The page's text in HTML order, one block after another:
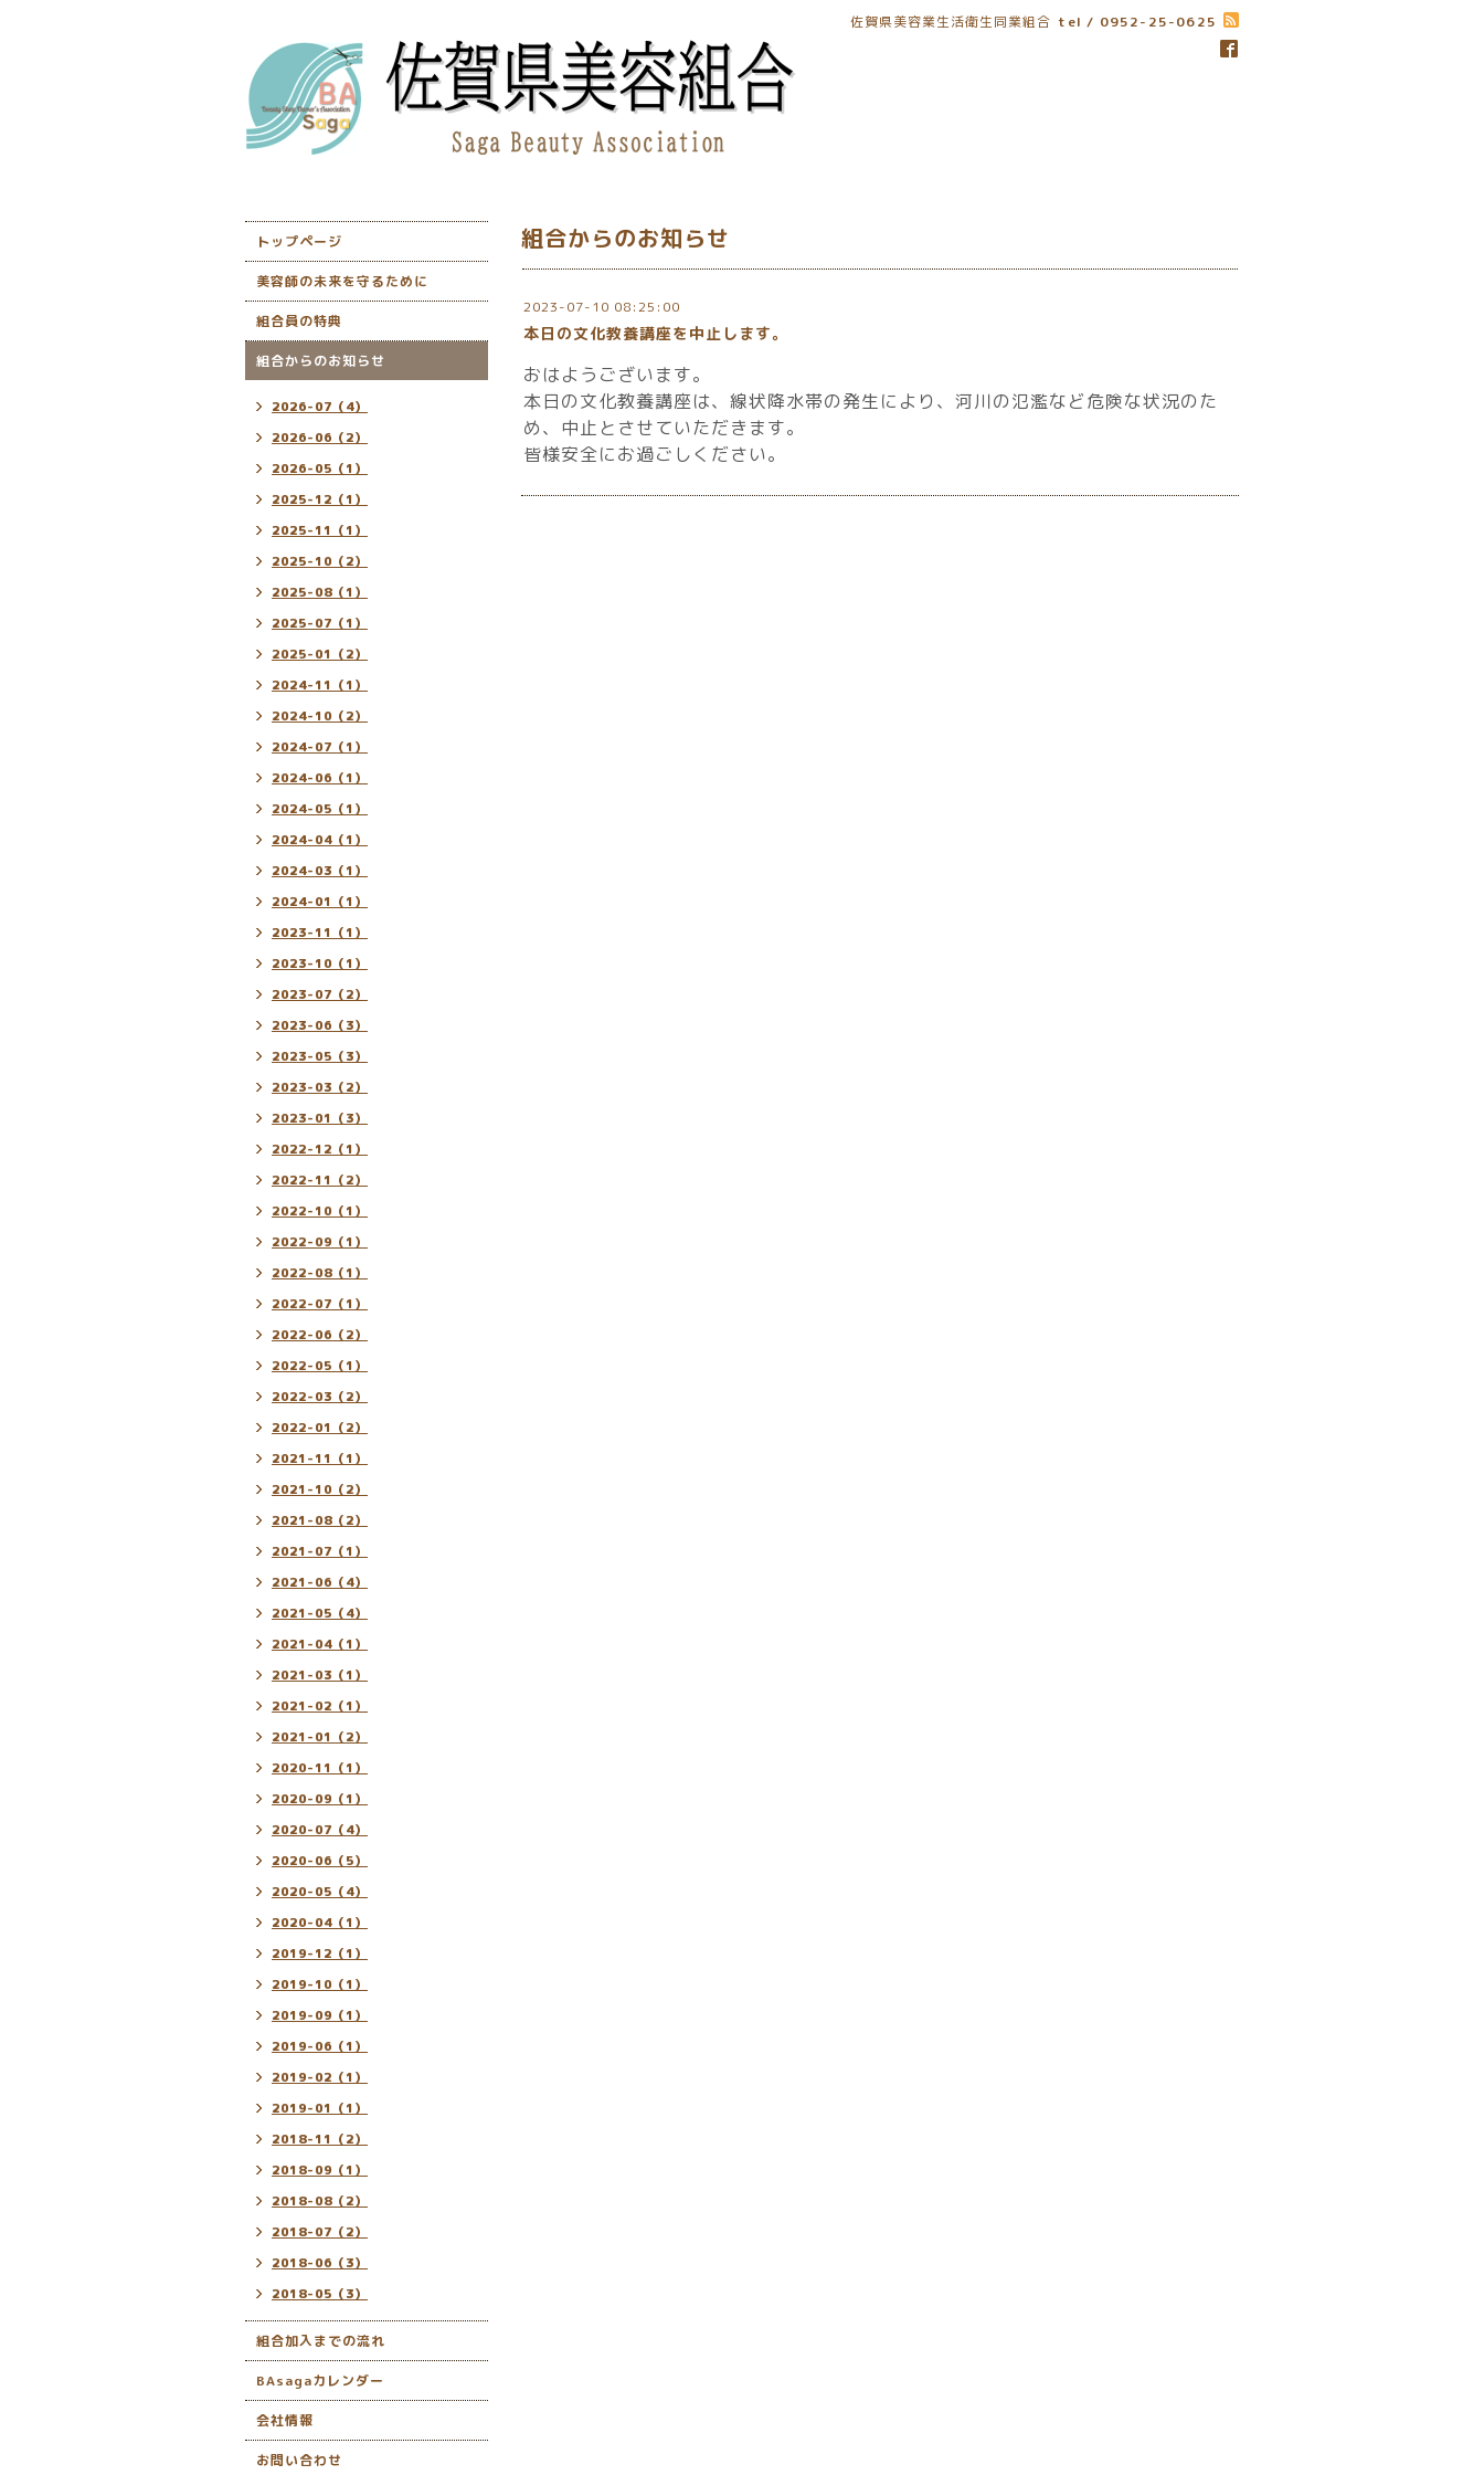
佐賀県美容業生活衛生同業組合 tel / 0952-25-0625
組合からのお知らせ
2023-07-10 08:25:00
本日の文化教養講座を中止します。
おはようございます。
本日の文化教養講座は、線状降水帯の発生により、河川の氾濫など危険な状況のた
め、中止とさせていただきます。
皆様安全にお過ごしください。
トップページ
美容師の未来を守るために
組合員の特典
組合からのお知らせ
2026-07（4）
2026-06（2）
2026-05（1）
2025-12（1）
2025-11（1）
2025-10（2）
2025-08（1）
2025-07（1）
2025-01（2）
2024-11（1）
2024-10（2）
2024-07（1）
2024-06（1）
2024-05（1）
2024-04（1）
2024-03（1）
2024-01（1）
2023-11（1）
2023-10（1）
2023-07（2）
2023-06（3）
2023-05（3）
2023-03（2）
2023-01（3）
2022-12（1）
2022-11（2）
2022-10（1）
2022-09（1）
2022-08（1）
2022-07（1）
2022-06（2）
2022-05（1）
2022-03（2）
2022-01（2）
2021-11（1）
2021-10（2）
2021-08（2）
2021-07（1）
2021-06（4）
2021-05（4）
2021-04（1）
2021-03（1）
2021-02（1）
2021-01（2）
2020-11（1）
2020-09（1）
2020-07（4）
2020-06（5）
2020-05（4）
2020-04（1）
2019-12（1）
2019-10（1）
2019-09（1）
2019-06（1）
2019-02（1）
2019-01（1）
2018-11（2）
2018-09（1）
2018-08（2）
2018-07（2）
2018-06（3）
2018-05（3）
組合加入までの流れ
BAsagaカレンダー
会社情報
お問い合わせ